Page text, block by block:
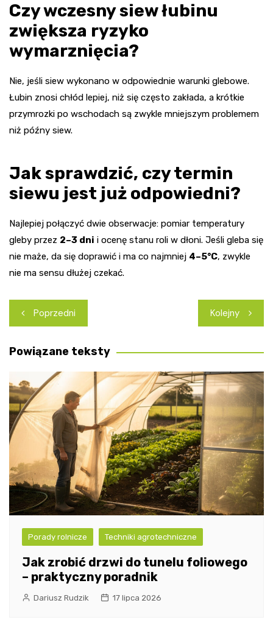
Czy wczesny siew łubinu
zwiększa ryzyko
wymarznięcia?
Nie, jeśli siew wykonano w odpowiednie warunki glebowe.
Łubin znosi chłód lepiej, niż się często zakłada, a krótkie
przymrozki po wschodach są zwykle mniejszym problemem
niż późny siew.
Jak sprawdzić, czy termin
siewu jest już odpowiedni?
Najlepiej połączyć dwie obserwacje: pomiar temperatury
gleby przez 2–3 dni i ocenę stanu roli w dłoni. Jeśli gleba się
nie maże, da się doprawić i ma co najmniej 4–5°C, zwykle
nie ma sensu dłużej czekać.
Nawigacja
wpisu
Poprzedni Kolejny
Powiązane teksty
Porady rolnicze Techniki agrotechniczne
Jak zrobić drzwi do tunelu foliowego
– praktyczny poradnik
Dariusz Rudzik 17 lipca 2026